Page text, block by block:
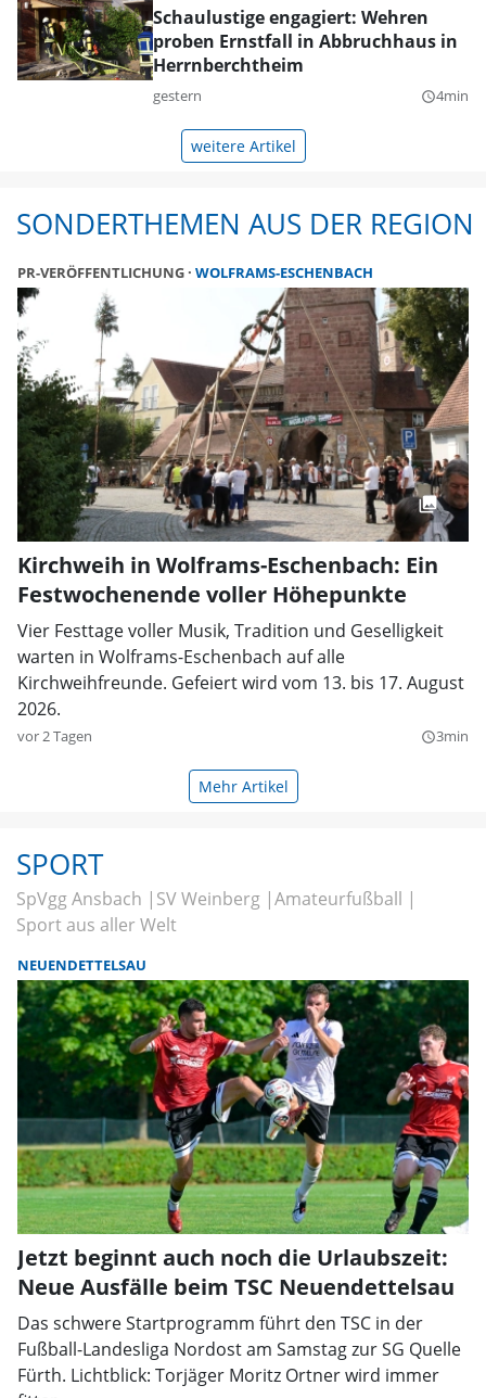
Schaulustige engagiert: Wehren
proben Ernstfall in Abbruchhaus in
Herrnberchtheim
gestern query_builder4min
weitere Artikel
SONDERTHEMEN AUS DER REGION
PR-VERÖFFENTLICHUNG WOLFRAMS-ESCHENBACH
Kirchweih in Wolframs-Eschenbach: Ein
Festwochenende voller Höhepunkte
Vier Festtage voller Musik, Tradition und Geselligkeit
warten in Wolframs-Eschenbach auf alle
Kirchweihfreunde. Gefeiert wird vom 13. bis 17. August
2026.
vor 2 Tagen query_builder3min
Mehr Artikel
SPORT
SpVgg Ansbach SV Weinberg Amateurfußball
Sport aus aller Welt
NEUENDETTELSAU
Jetzt beginnt auch noch die Urlaubszeit:
Neue Ausfälle beim TSC Neuendettelsau
Das schwere Startprogramm führt den TSC in der
Fußball-Landesliga Nordost am Samstag zur SG Quelle
Fürth. Lichtblick: Torjäger Moritz Ortner wird immer